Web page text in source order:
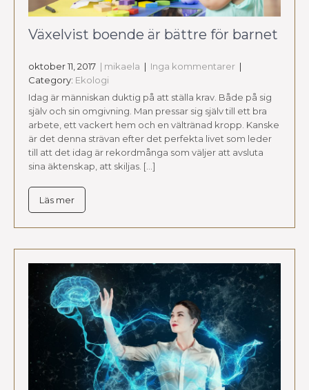
Växelvist boende är bättre för barnet
oktober 11, 2017 | mikaela | Inga kommentarer |
Category: Ekologi
Idag är människan duktig på att ställa krav. Både på sig
själv och sin omgivning. Man pressar sig själv till ett bra
arbete, ett vackert hem och en vältränad kropp. Kanske
är det denna strävan efter det perfekta livet som leder
till att det idag är rekordmånga som väljer att avsluta
sina äktenskap, att skiljas. […]
Läs mer